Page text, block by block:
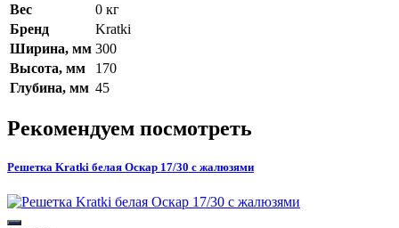
Вес
0 кг
Бренд
Kratki
Ширина, мм 300
Высота, мм
170
Глубина, мм 45
Рекомендуем посмотреть
Решетка Kratki белая Оскар 17/30 с жалюзями